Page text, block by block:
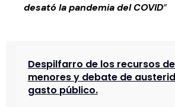
desató la pandemia del COVID”
Despilfarro de los recursos
menores y debate de
gasto público.